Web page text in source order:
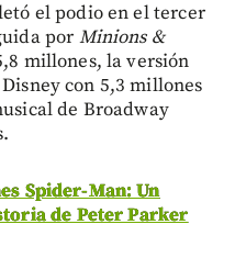
el podio en el tercer
por Minions &
millones, la versión
con 5,3 millones
de Broadway
Spider-Man: Un
de Peter Parker